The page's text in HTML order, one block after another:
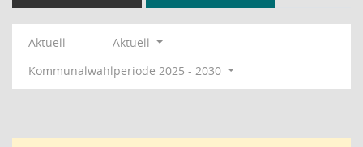
Aktuell
Aktuell
Kommunalwahlperiode 2025 - 2030